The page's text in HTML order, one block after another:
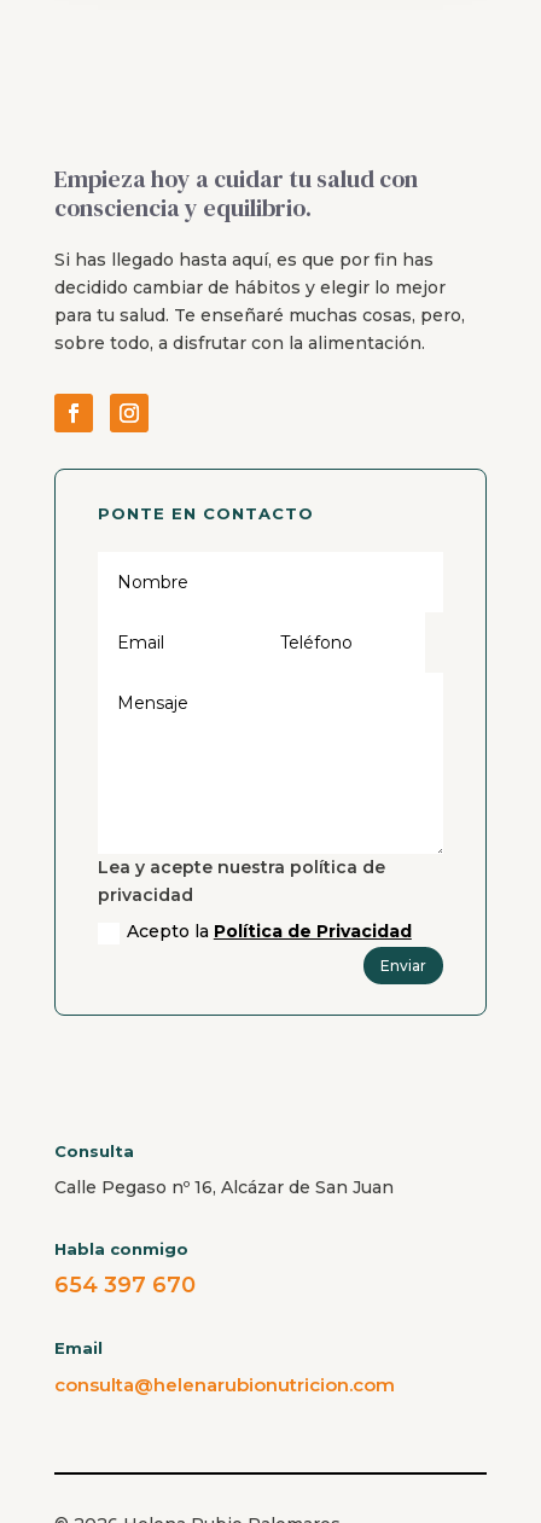
Empieza hoy a cuidar tu salud con
consciencia y equilibrio.
Si has llegado hasta aquí, es que por fin has
decidido cambiar de hábitos y elegir lo mejor
para tu salud. Te enseñaré muchas cosas, pero,
sobre todo, a disfrutar con la alimentación.
PONTE EN CONTACTO
Lea y acepte nuestra política de
privacidad
Acepto la Política de Privacidad
Enviar
Consulta
Calle Pegaso nº 16, Alcázar de San Juan
Habla conmigo
654 397 670
Email
consulta@helenarubionutricion.com